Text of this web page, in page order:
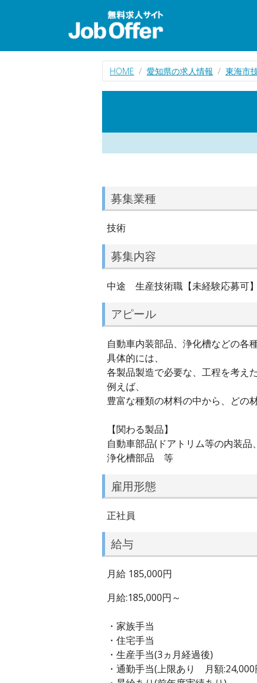
HOME 愛知県の求人情報 東海市
募集業種
技術
募集内容
中途 生産技術職【未経験応募可】
アピール
自動車内装部品、浄化槽などの各
具体的には、
各製品製造で必要な、工程を考え
例えば、
豊富な種類の材料の中から、どの
【関わる製品】
自動車部品(ドアトリム等の内装
浄化槽部品 等
雇用形態
正社員
給与
月給 185,000円
月給:185,000円～
・家族手当
・住宅手当
・生産手当(3ヵ月経過後)
・通勤手当(上限あり 月額:24,000